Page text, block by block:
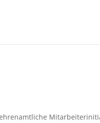
ehrenamtliche